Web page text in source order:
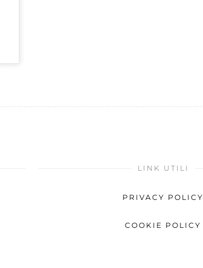
LINK UTILI
PRIVACY POLICY
COOKIE POLICY